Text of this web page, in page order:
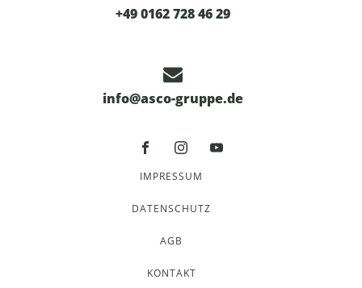
+49 0162 728 46 29
info@asco-gruppe.de
IMPRESSUM
DATENSCHUTZ
AGB
KONTAKT